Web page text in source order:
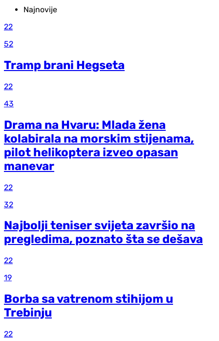
Najnovije
22
52
Tramp brani Hegseta
22
43
Drama na Hvaru: Mlada žena
kolabirala na morskim stijenama,
pilot helikoptera izveo opasan
manevar
22
32
Najbolji teniser svijeta završio na
pregledima, poznato šta se dešava
22
19
Borba sa vatrenom stihijom u
Trebinju
22